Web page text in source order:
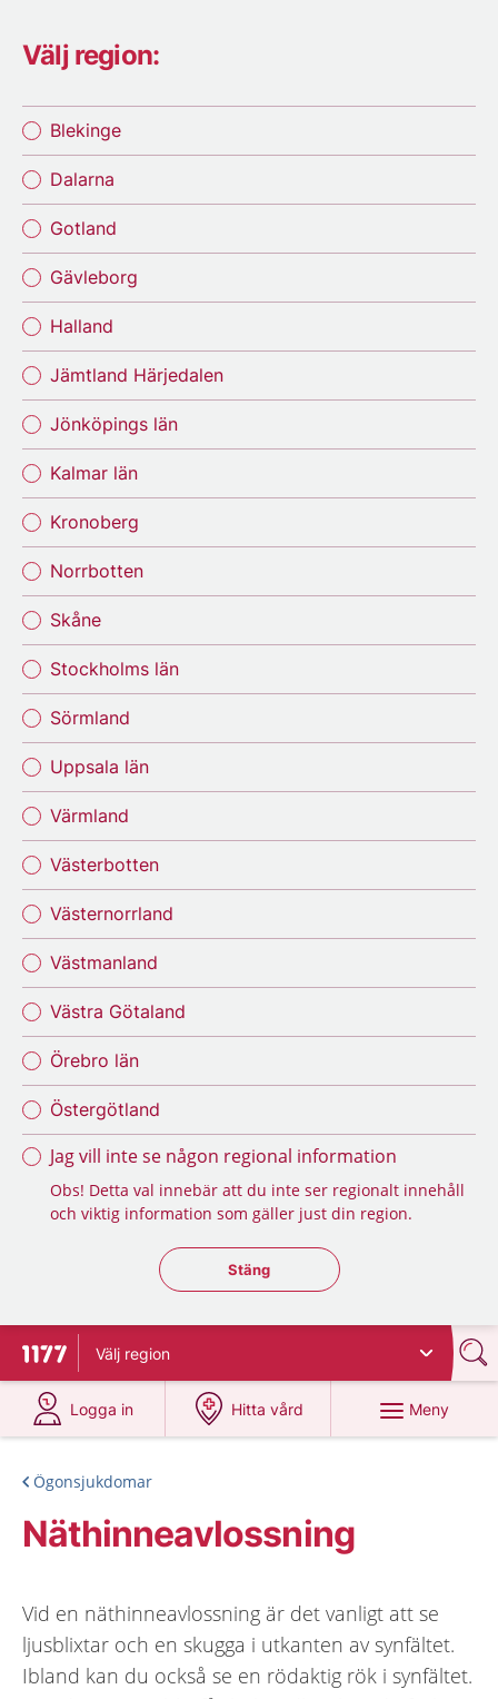
Välj region:
Blekinge
Dalarna
Gotland
Gävleborg
Halland
Jämtland Härjedalen
Jönköpings län
Kalmar län
Kronoberg
Norrbotten
Skåne
Stockholms län
Sörmland
Uppsala län
Värmland
Västerbotten
Västernorrland
Västmanland
Västra Götaland
Örebro län
Östergötland
Jag vill inte se någon regional information
Obs! Detta val innebär att du inte ser regionalt innehåll
och viktig information som gäller just din region.
Stäng regionsväljaren
Stäng
Till startsidan för 1177
Välj region
Logga in
på 1177.se
Hitta vård
på 1177.se
Meny
Ögonsjukdomar
Näthinneavlossning
Vid en näthinneavlossning är det vanligt att se
ljusblixtar och en skugga i utkanten av synfältet.
Ibland kan du också se en rödaktig rök i synfältet.